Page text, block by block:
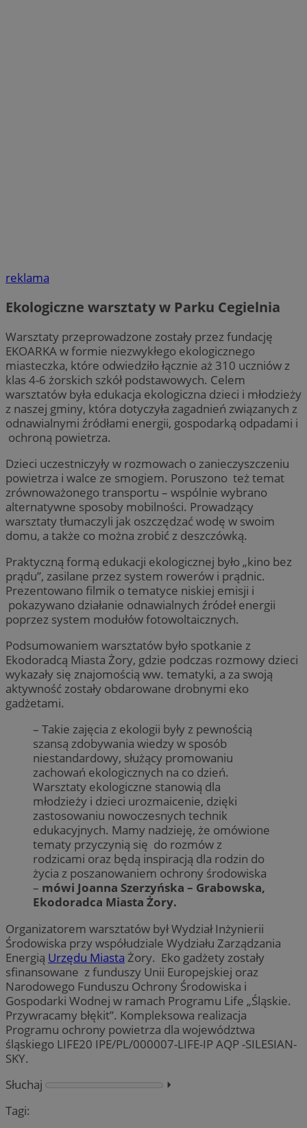
reklama
Ekologiczne warsztaty w Parku Cegielnia
Warsztaty przeprowadzone zostały przez fundację
EKOARKA w formie niezwykłego ekologicznego
miasteczka, które odwiedziło łącznie aż 310 uczniów z
klas 4-6 żorskich szkół podstawowych. Celem
warsztatów była edukacja ekologiczna dzieci i młodzieży
z naszej gminy, która dotyczyła zagadnień związanych z
odnawialnymi źródłami energii, gospodarką odpadami i
ochroną powietrza.
Dzieci uczestniczyły w rozmowach o zanieczyszczeniu
powietrza i walce ze smogiem. Poruszono też temat
zrównoważonego transportu – wspólnie wybrano
alternatywne sposoby mobilności. Prowadzący
warsztaty tłumaczyli jak oszczędzać wodę w swoim
domu, a także co można zrobić z deszczówką.
Praktyczną formą edukacji ekologicznej było „kino bez
prądu”, zasilane przez system rowerów i prądnic.
Prezentowano filmik o tematyce niskiej emisji i
pokazywano działanie odnawialnych źródeł energii
poprzez system modułów fotowoltaicznych.
Podsumowaniem warsztatów było spotkanie z
Ekodoradcą Miasta Żory, gdzie podczas rozmowy dzieci
wykazały się znajomością ww. tematyki, a za swoją
aktywność zostały obdarowane drobnymi eko
gadżetami.
– Takie zajęcia z ekologii były z pewnością
szansą zdobywania wiedzy w sposób
niestandardowy, służący promowaniu
zachowań ekologicznych na co dzień.
Warsztaty ekologiczne stanowią dla
młodzieży i dzieci urozmaicenie, dzięki
zastosowaniu nowoczesnych technik
edukacyjnych. Mamy nadzieję, że omówione
tematy przyczynią się do rozmów z
rodzicami oraz będą inspiracją dla rodzin do
życia z poszanowaniem ochrony środowiska
– mówi Joanna Szerzyńska – Grabowska,
Ekodoradca Miasta Żory.
Organizatorem warsztatów był Wydział Inżynierii
Środowiska przy współudziale Wydziału Zarządzania
Energią Urzędu Miasta Żory. Eko gadżety zostały
sfinansowane z funduszy Unii Europejskiej oraz
Narodowego Funduszu Ochrony Środowiska i
Gospodarki Wodnej w ramach Programu Life „Śląskie.
Przywracamy błękit”. Kompleksowa realizacja
Programu ochrony powietrza dla województwa
śląskiego LIFE20 IPE/PL/000007-LIFE-IP AQP -SILESIAN-
SKY.
Słuchaj
⏵︎
Tagi: